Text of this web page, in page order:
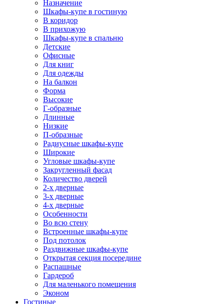
Назначение
Шкафы-купе в гостиную
В коридор
В прихожую
Шкафы-купе в спальню
Детские
Офисные
Для книг
Для одежды
На балкон
Форма
Высокие
Г-образные
Длинные
Низкие
П-образные
Радиусные шкафы-купе
Широкие
Угловые шкафы-купе
Закругленный фасад
Количество дверей
2-х дверные
3-х дверные
4-х дверные
Особенности
Во всю стену
Встроенные шкафы-купе
Под потолок
Раздвижные шкафы-купе
Открытая секция посередине
Распашные
Гардероб
Для маленького помещения
Эконом
Гостиные